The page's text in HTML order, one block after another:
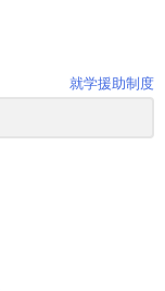
就学援助制度